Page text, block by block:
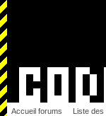
Accueil forums Liste des